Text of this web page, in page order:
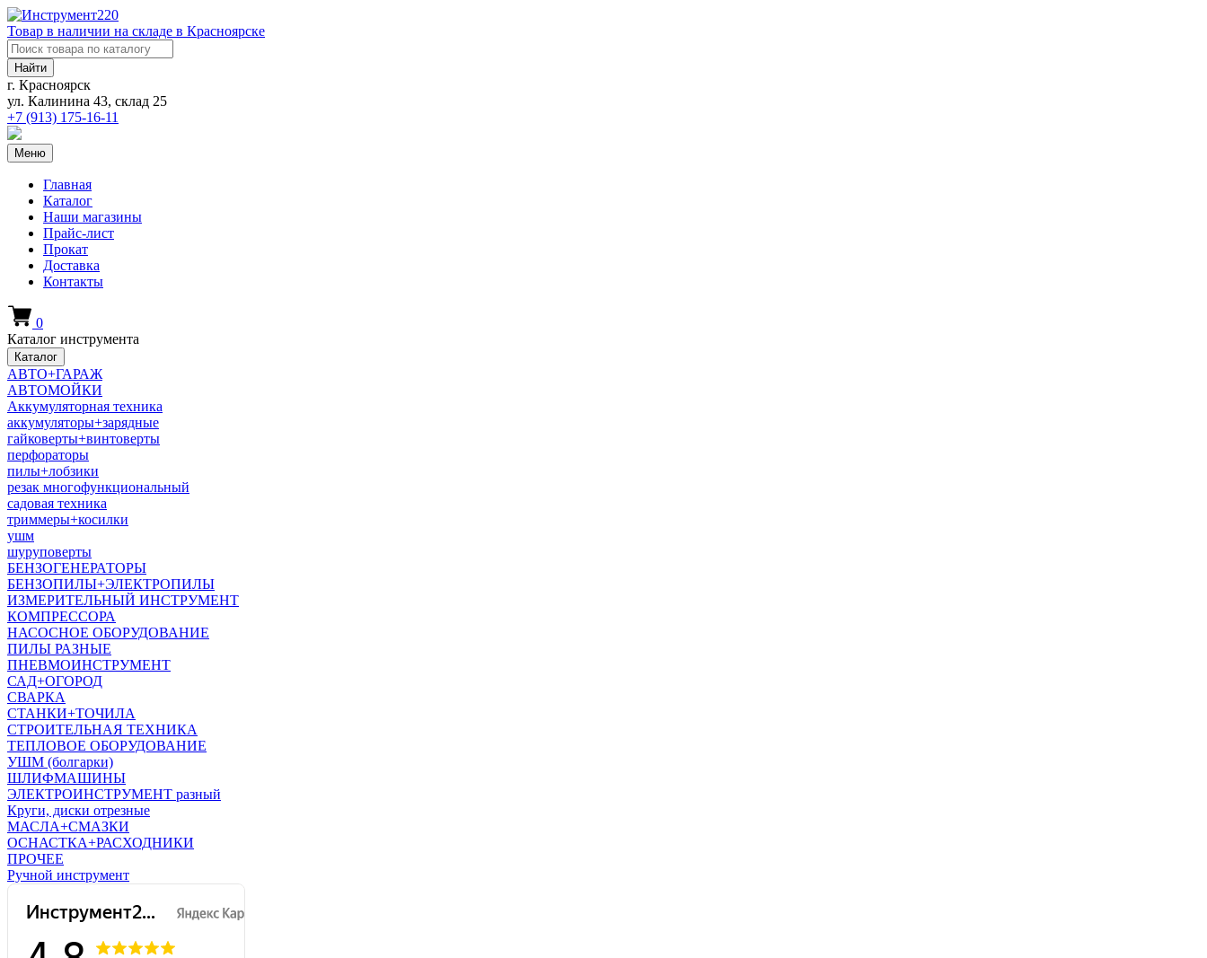
Товар в наличии на складе в Красноярске
Найти
г. Красноярск
ул. Калинина 43, склад 25
+7 (913) 175-16-11
Меню
Главная
Каталог
Наши магазины
Прайс-лист
Прокат
Доставка
Контакты
0
Каталог инструмента
Каталог
АВТО+ГАРАЖ
АВТОМОЙКИ
Аккумуляторная техника
аккумуляторы+зарядные
гайковерты+винтоверты
перфораторы
пилы+лобзики
резак многофункциональный
садовая техника
триммеры+косилки
ушм
шуруповерты
БЕНЗОГЕНЕРАТОРЫ
БЕНЗОПИЛЫ+ЭЛЕКТРОПИЛЫ
ИЗМЕРИТЕЛЬНЫЙ ИНСТРУМЕНТ
КОМПРЕССОРА
НАСОСНОЕ ОБОРУДОВАНИЕ
ПИЛЫ РАЗНЫЕ
ПНЕВМОИНСТРУМЕНТ
САД+ОГОРОД
СВАРКА
СТАНКИ+ТОЧИЛА
СТРОИТЕЛЬНАЯ ТЕХНИКА
ТЕПЛОВОЕ ОБОРУДОВАНИЕ
УШМ (болгарки)
ШЛИФМАШИНЫ
ЭЛЕКТРОИНСТРУМЕНТ разный
Круги, диски отрезные
МАСЛА+СМАЗКИ
ОСНАСТКА+РАСХОДНИКИ
ПРОЧЕЕ
Ручной инструмент